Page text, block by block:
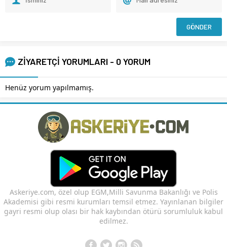
ZİYARETÇİ YORUMLARI - 0 YORUM
Henüz yorum yapılmamış.
Askeriye.com, özel olup EGM,Milli Savunma Bakanlığı ve Polis
Akademisi gibi resmi kurumları temsil etmez. Yayınlanan bilgiler
gayri resmi olup olası bir hak kaybından ötürü sorumluluk kabul
edilmez.